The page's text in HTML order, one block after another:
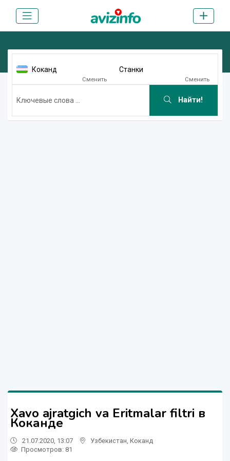
Коканд
Сменить
Станки
Сменить
Найти!
Xavo ajratgich va Eritmalar filtri в
Коканде
21.07.2020, 13:07 Узбекистан Коканд
Просмотров: 81